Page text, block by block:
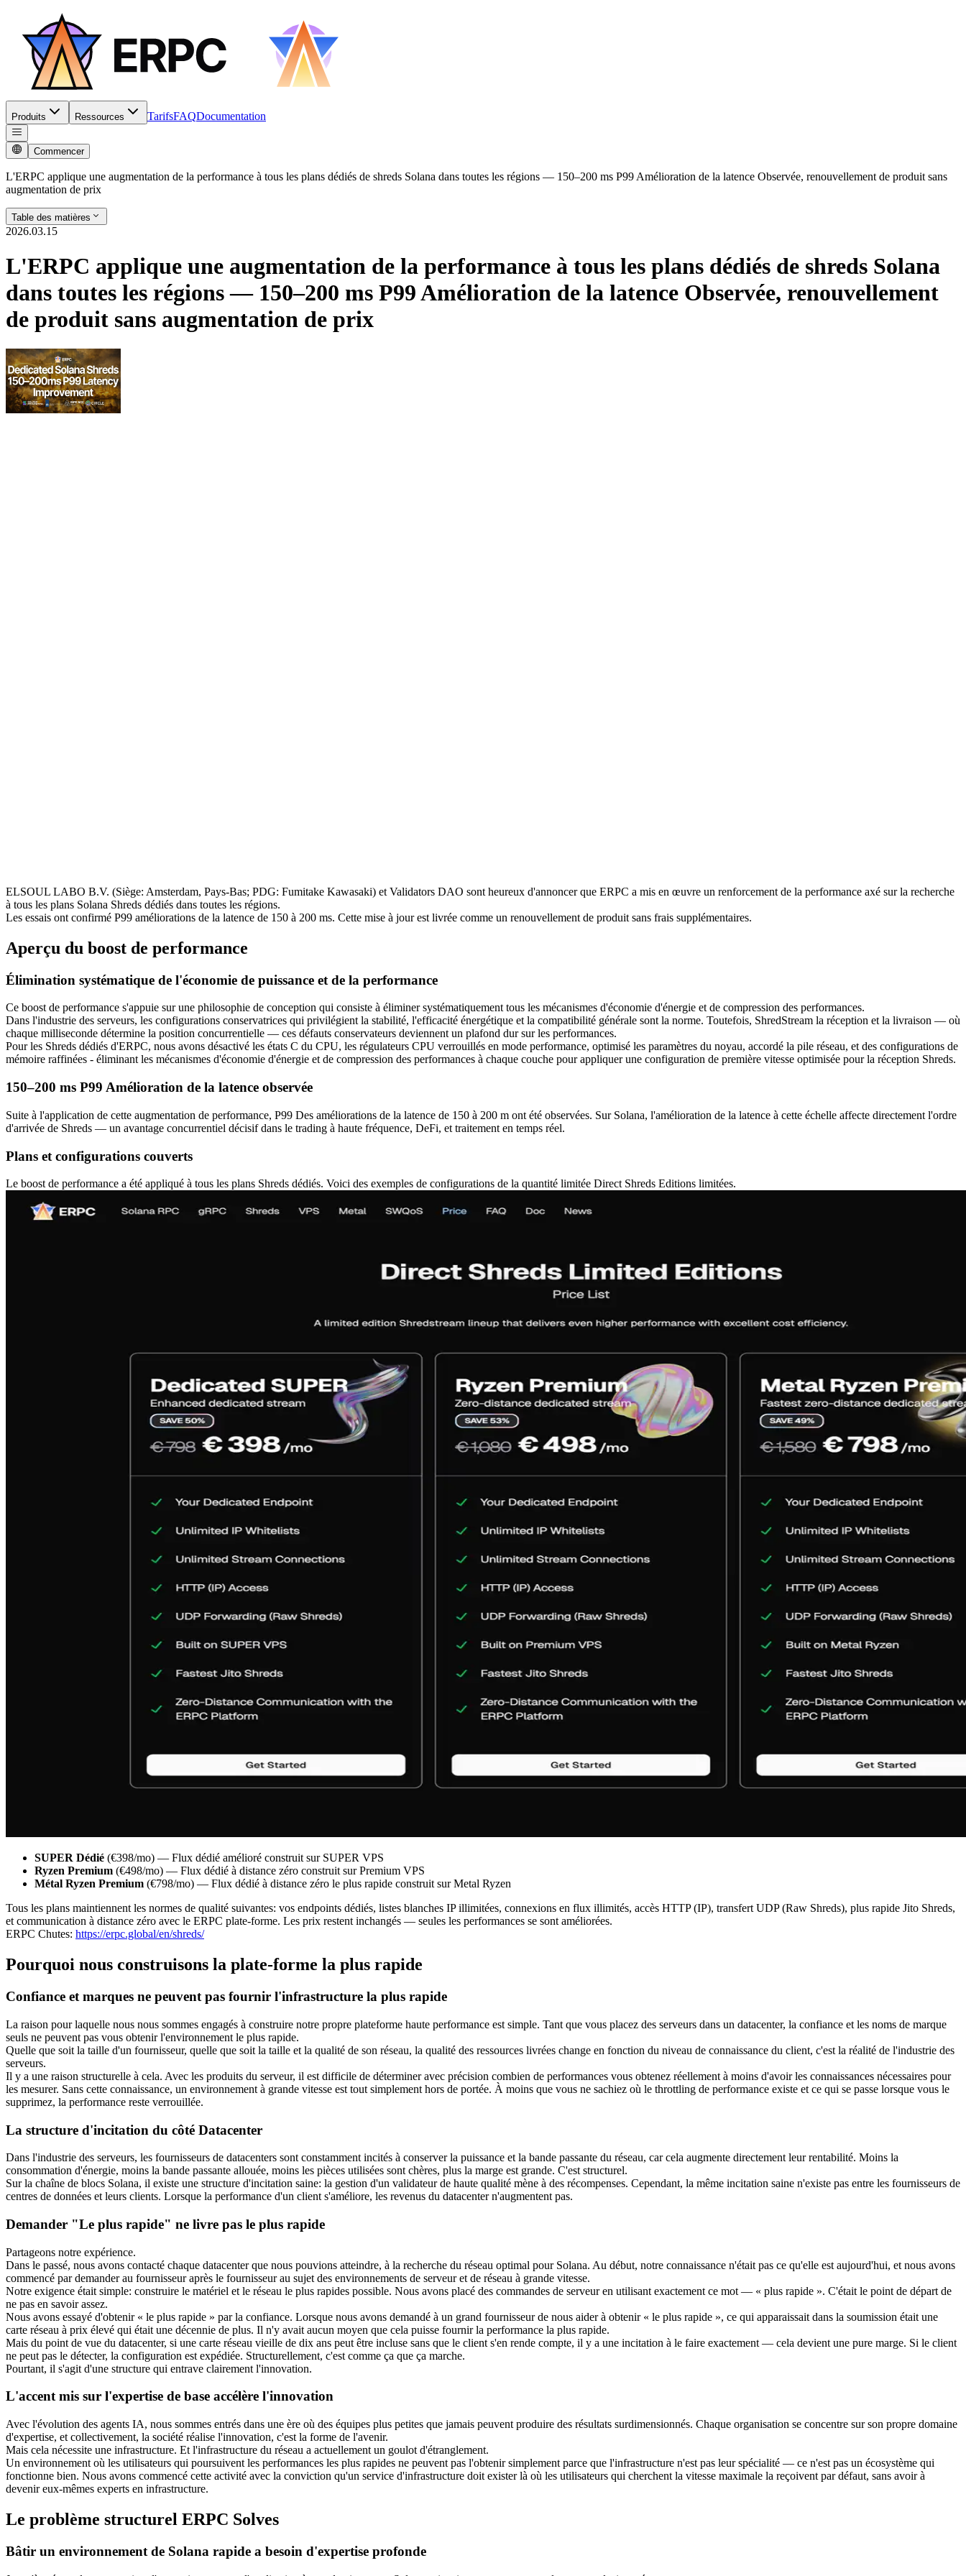
Produits Ressources TarifsFAQDocumentation
Commencer
L'ERPC applique une augmentation de la performance à tous les plans dédiés de shreds Solana dans toutes les régions — 150–200 ms P99 Amélioration de la latence Observée, renouvellement de produit sans
augmentation de prix
Table des matières
2026.03.15
L'ERPC applique une augmentation de la performance à tous les plans dédiés de shreds Solana
dans toutes les régions — 150–200 ms P99 Amélioration de la latence Observée, renouvellement
de produit sans augmentation de prix
ELSOUL LABO B.V. (Siège: Amsterdam, Pays-Bas; PDG: Fumitake Kawasaki) et Validators DAO sont heureux d'annoncer que ERPC a mis en œuvre un renforcement de la performance axé sur la recherche
à tous les plans Solana Shreds dédiés dans toutes les régions.
Les essais ont confirmé P99 améliorations de la latence de 150 à 200 ms. Cette mise à jour est livrée comme un renouvellement de produit sans frais supplémentaires.
Aperçu du boost de performance
Élimination systématique de l'économie de puissance et de la performance
Ce boost de performance s'appuie sur une philosophie de conception qui consiste à éliminer systématiquement tous les mécanismes d'économie d'énergie et de compression des performances.
Dans l'industrie des serveurs, les configurations conservatrices qui privilégient la stabilité, l'efficacité énergétique et la compatibilité générale sont la norme. Toutefois, ShredStream la réception et la livraison — où
chaque milliseconde détermine la position concurrentielle — ces défauts conservateurs deviennent un plafond dur sur les performances.
Pour les Shreds dédiés d'ERPC, nous avons désactivé les états C du CPU, les régulateurs CPU verrouillés en mode performance, optimisé les paramètres du noyau, accordé la pile réseau, et des configurations de
mémoire raffinées - éliminant les mécanismes d'économie d'énergie et de compression des performances à chaque couche pour appliquer une configuration de première vitesse optimisée pour la réception Shreds.
150–200 ms P99 Amélioration de la latence observée
Suite à l'application de cette augmentation de performance, P99 Des améliorations de la latence de 150 à 200 m ont été observées. Sur Solana, l'amélioration de la latence à cette échelle affecte directement l'ordre
d'arrivée de Shreds — un avantage concurrentiel décisif dans le trading à haute fréquence, DeFi, et traitement en temps réel.
Plans et configurations couverts
Le boost de performance a été appliqué à tous les plans Shreds dédiés. Voici des exemples de configurations de la quantité limitée Direct Shreds Editions limitées.
SUPER Dédié (€398/mo) — Flux dédié amélioré construit sur SUPER VPS
Ryzen Premium (€498/mo) — Flux dédié à distance zéro construit sur Premium VPS
Métal Ryzen Premium (€798/mo) — Flux dédié à distance zéro le plus rapide construit sur Metal Ryzen
Tous les plans maintiennent les normes de qualité suivantes: vos endpoints dédiés, listes blanches IP illimitées, connexions en flux illimités, accès HTTP (IP), transfert UDP (Raw Shreds), plus rapide Jito Shreds,
et communication à distance zéro avec le ERPC plate-forme. Les prix restent inchangés — seules les performances se sont améliorées.
ERPC Chutes: https://erpc.global/en/shreds/
Pourquoi nous construisons la plate-forme la plus rapide
Confiance et marques ne peuvent pas fournir l'infrastructure la plus rapide
La raison pour laquelle nous nous sommes engagés à construire notre propre plateforme haute performance est simple. Tant que vous placez des serveurs dans un datacenter, la confiance et les noms de marque
seuls ne peuvent pas vous obtenir l'environnement le plus rapide.
Quelle que soit la taille d'un fournisseur, quelle que soit la taille et la qualité de son réseau, la qualité des ressources livrées change en fonction du niveau de connaissance du client, c'est la réalité de l'industrie des
serveurs.
Il y a une raison structurelle à cela. Avec les produits du serveur, il est difficile de déterminer avec précision combien de performances vous obtenez réellement à moins d'avoir les connaissances nécessaires pour
les mesurer. Sans cette connaissance, un environnement à grande vitesse est tout simplement hors de portée. À moins que vous ne sachiez où le throttling de performance existe et ce qui se passe lorsque vous le
supprimez, la performance reste verrouillée.
La structure d'incitation du côté Datacenter
Dans l'industrie des serveurs, les fournisseurs de datacenters sont constamment incités à conserver la puissance et la bande passante du réseau, car cela augmente directement leur rentabilité. Moins la
consommation d'énergie, moins la bande passante allouée, moins les pièces utilisées sont chères, plus la marge est grande. C'est structurel.
Sur la chaîne de blocs Solana, il existe une structure d'incitation saine: la gestion d'un validateur de haute qualité mène à des récompenses. Cependant, la même incitation saine n'existe pas entre les fournisseurs de
centres de données et leurs clients. Lorsque la performance d'un client s'améliore, les revenus du datacenter n'augmentent pas.
Demander "Le plus rapide" ne livre pas le plus rapide
Partageons notre expérience.
Dans le passé, nous avons contacté chaque datacenter que nous pouvions atteindre, à la recherche du réseau optimal pour Solana. Au début, notre connaissance n'était pas ce qu'elle est aujourd'hui, et nous avons
commencé par demander au fournisseur après le fournisseur au sujet des environnements de serveur et de réseau à grande vitesse.
Notre exigence était simple: construire le matériel et le réseau le plus rapides possible. Nous avons placé des commandes de serveur en utilisant exactement ce mot — « plus rapide ». C'était le point de départ de
ne pas en savoir assez.
Nous avons essayé d'obtenir « le plus rapide » par la confiance. Lorsque nous avons demandé à un grand fournisseur de nous aider à obtenir « le plus rapide », ce qui apparaissait dans la soumission était une
carte réseau à prix élevé qui était une décennie de plus. Il n'y avait aucun moyen que cela puisse fournir la performance la plus rapide.
Mais du point de vue du datacenter, si une carte réseau vieille de dix ans peut être incluse sans que le client s'en rende compte, il y a une incitation à le faire exactement — cela devient une pure marge. Si le client
ne peut pas le détecter, la configuration est expédiée. Structurellement, c'est comme ça que ça marche.
Pourtant, il s'agit d'une structure qui entrave clairement l'innovation.
L'accent mis sur l'expertise de base accélère l'innovation
Avec l'évolution des agents IA, nous sommes entrés dans une ère où des équipes plus petites que jamais peuvent produire des résultats surdimensionnés. Chaque organisation se concentre sur son propre domaine
d'expertise, et collectivement, la société réalise l'innovation, c'est la forme de l'avenir.
Mais cela nécessite une infrastructure. Et l'infrastructure du réseau a actuellement un goulot d'étranglement.
Un environnement où les utilisateurs qui poursuivent les performances les plus rapides ne peuvent pas l'obtenir simplement parce que l'infrastructure n'est pas leur spécialité — ce n'est pas un écosystème qui
fonctionne bien. Nous avons commencé cette activité avec la conviction qu'un service d'infrastructure doit exister là où les utilisateurs qui cherchent la vitesse maximale la reçoivent par défaut, sans avoir à
devenir eux-mêmes experts en infrastructure.
Le problème structurel ERPC Solves
Bâtir un environnement de Solana rapide a besoin d'expertise profonde